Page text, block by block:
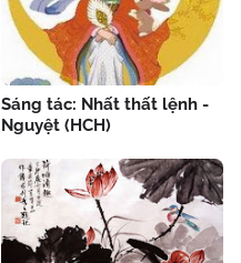
Sáng tác: Nhất thất lệnh -
Nguyệt (HCH)